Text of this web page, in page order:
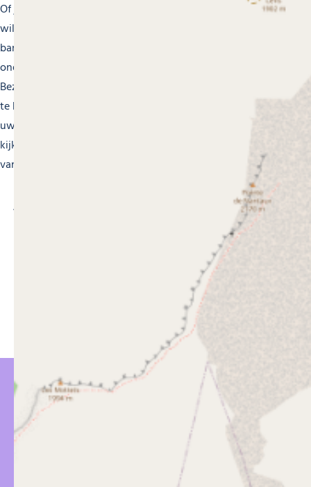
Of je nu je persoonlijke financiën wilt beheren, je familie
wilt beschermen of je bedrijf wilt veiligstellen, onze
banken en verzekeraars in Morzine zijn er om je te
ondersteunen met betrouwbare, persoonlijke oplossingen.
Bezoek ons of neem contact met ons op om meer te weten
te komen over onze diensten en hoe wij u kunnen helpen
uw financiële en beschermingsdoelen te bereiken. We
kijken ernaar uit om je te verwelkomen en je te voorzien
van uitzonderlijke service in onze prachtige Alpine regio.
GEÏNTERESSEERD IN…